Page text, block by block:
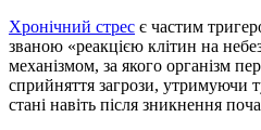
Хронічний стрес є частим
званою «реакцією клітин на
механізмом, за якого організм
сприйняття загрози, утримуючи
стані навіть після зникнення